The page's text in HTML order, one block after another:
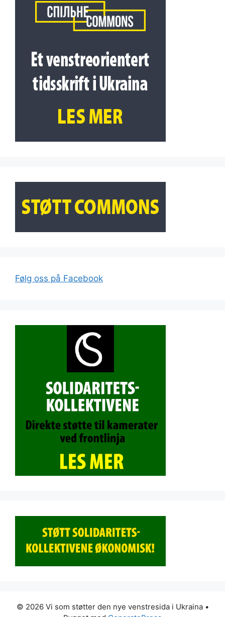
Følg oss på Facebook
© 2026 Vi som støtter den nye venstresida i Ukraina•